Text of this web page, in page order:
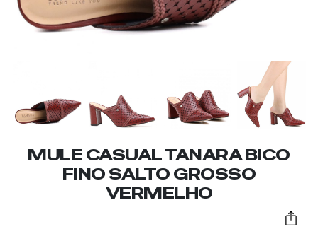
MULE CASUAL TANARA BICO
FINO SALTO GROSSO
VERMELHO